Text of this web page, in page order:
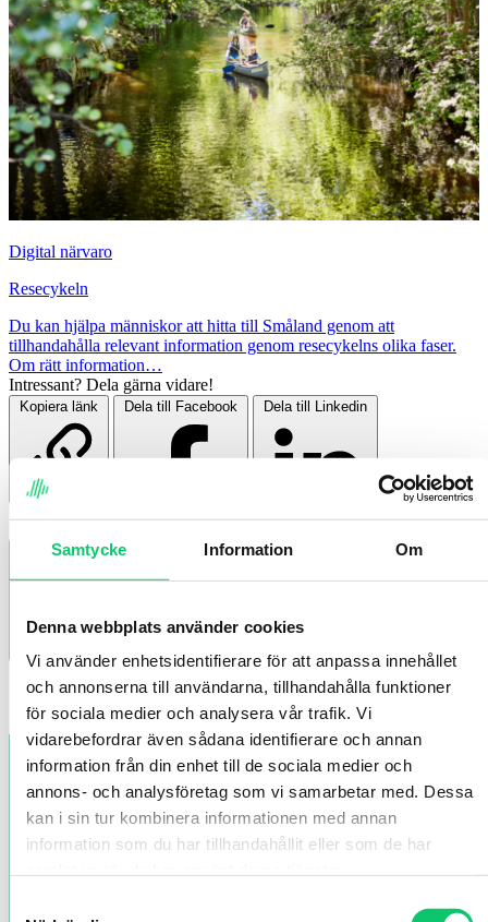
Samtycke Information Om
Denna webbplats använder cookies
Vi använder enhetsidentifierare för att anpassa innehållet
och annonserna till användarna, tillhandahålla funktioner
för sociala medier och analysera vår trafik. Vi
vidarebefordrar även sådana identifierare och annan
information från din enhet till de sociala medier och
annons- och analysföretag som vi samarbetar med. Dessa
kan i sin tur kombinera informationen med annan
information som du har tillhandahållit eller som de har
Digital närvaro
Resecykeln
Du kan hjälpa människor att hitta till Småland genom att
tillhandahålla relevant information genom resecykelns olika faser.
Om rätt information…
Intressant? Dela gärna vidare!
Kopiera länk Dela till Facebook Dela till Linkedin
Gå till sektion:
Sidfot